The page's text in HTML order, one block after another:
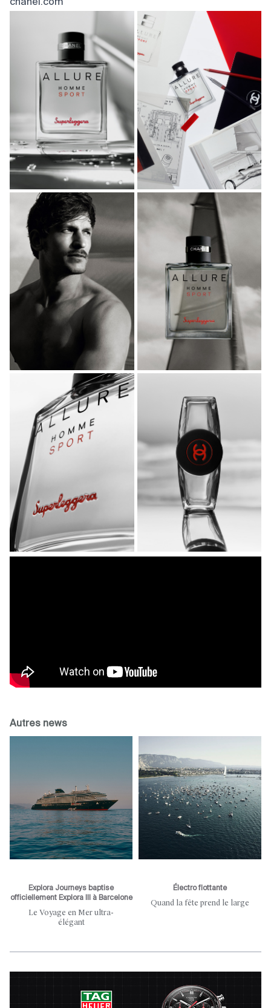
chanel.com
Autres news
Explora Journeys baptise
officiellement Explora III à Barcelone
Le Voyage en Mer ultra-
élégant
Électro flottante
Quand la fête prend le large